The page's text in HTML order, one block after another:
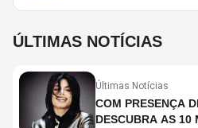
ÚLTIMAS NOTÍCIAS
Últimas Notícias
COM PRESENÇA
DESCUBRA AS 10